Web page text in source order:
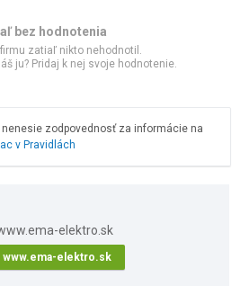
bez hodnotenia
zatiaľ nikto nehodnotil.
ju? Pridaj k nej svoje hodnotenie.
nenesie zodpovednosť za informácie na
v Pravidlách
www.ema-elektro.sk